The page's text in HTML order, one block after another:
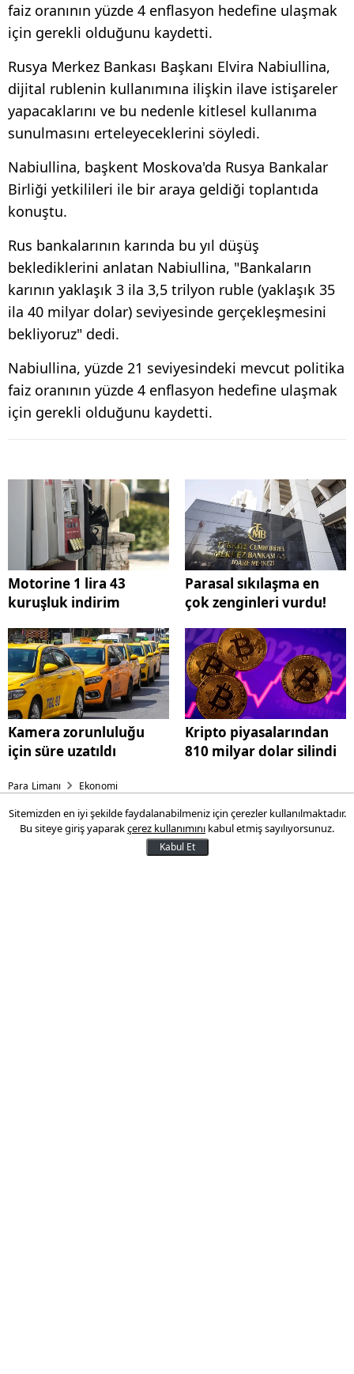
faiz oranının yüzde 4 enflasyon hedefine ulaşmak
için gerekli olduğunu kaydetti.
Rusya Merkez Bankası Başkanı Elvira Nabiullina,
dijital rublenin kullanımına ilişkin ilave istişareler
yapacaklarını ve bu nedenle kitlesel kullanıma
sunulmasını erteleyeceklerini söyledi.
Nabiullina, başkent Moskova'da Rusya Bankalar
Birliği yetkilileri ile bir araya geldiği toplantıda
konuştu.
Rus bankalarının karında bu yıl düşüş
beklediklerini anlatan Nabiullina, "Bankaların
karının yaklaşık 3 ila 3,5 trilyon ruble (yaklaşık 35
ila 40 milyar dolar) seviyesinde gerçekleşmesini
bekliyoruz" dedi.
Nabiullina, yüzde 21 seviyesindeki mevcut politika
faiz oranının yüzde 4 enflasyon hedefine ulaşmak
için gerekli olduğunu kaydetti.
Motorine 1 lira 43
kuruşluk indirim
Parasal sıkılaşma en
çok zenginleri vurdu!
Kamera zorunluluğu
için süre uzatıldı
Kripto piyasalarından
810 milyar dolar silindi
Para Limanı Ekonomi
Motorine 1 lira 43 kuruşluk
Sitemizden en iyi şekilde faydalanabilmeniz için çerezler kullanılmaktadır.
Bu siteye giriş yaparakçerez kullanımını kabul etmiş sayılıyorsunuz.
Kabul Et